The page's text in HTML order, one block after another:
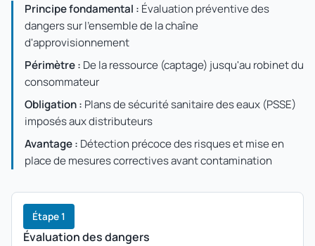
Principe fondamental : Évaluation préventive des
dangers sur l'ensemble de la chaîne
d'approvisionnement
Périmètre : De la ressource (captage) jusqu'au robinet du
consommateur
Obligation : Plans de sécurité sanitaire des eaux (PSSE)
imposés aux distributeurs
Avantage : Détection précoce des risques et mise en
place de mesures correctives avant contamination
Étape 1
Évaluation des dangers